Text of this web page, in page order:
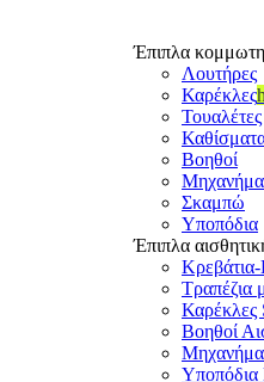
Έπιπλα
Λουτήρες
Καρέκλες
Τουαλέτες
Βοηθοί
Σκαμπώ
Υποπόδια
Έπιπλα
Τραπέζια
Καρέκλες
Βοηθοί
Υποπόδια